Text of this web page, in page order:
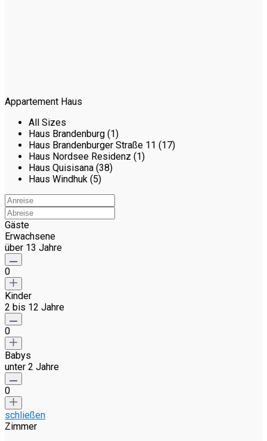
Appartement Haus
All Sizes
Haus Brandenburg (1)
Haus Brandenburger Straße 11 (17)
Haus Nordsee Residenz (1)
Haus Quisisana (38)
Haus Windhuk (5)
Gäste
Erwachsene
über 13 Jahre
0
Kinder
2 bis 12 Jahre
0
Babys
unter 2 Jahre
0
schließen
Zimmer